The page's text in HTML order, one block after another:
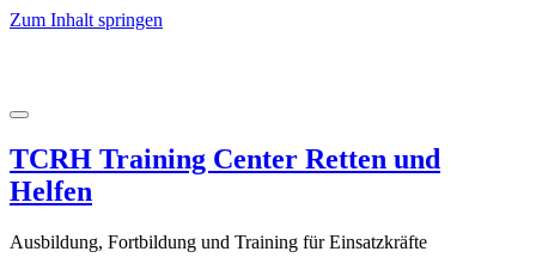
Zum Inhalt springen
TCRH Training Center Retten und
Helfen
Ausbildung, Fortbildung und Training für Einsatzkräfte